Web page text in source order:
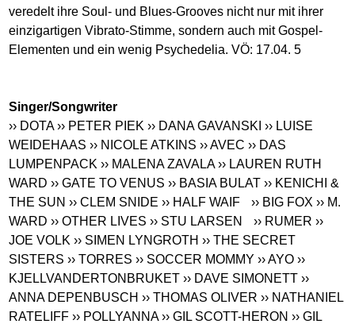
veredelt ihre Soul- und Blues-Grooves nicht nur mit ihrer
einzigartigen Vibrato-Stimme, sondern auch mit Gospel-
Elementen und ein wenig Psychedelia. VÖ: 17.04. 5
Singer/Songwriter
›› DOTA ›› PETER PIEK ›› DANA GAVANSKI ›› LUISE
WEIDEHAAS ›› NICOLE ATKINS ›› AVEC ›› DAS
LUMPENPACK ›› MALENA ZAVALA ›› LAUREN RUTH
WARD ›› GATE TO VENUS ›› BASIA BULAT ›› KENICHI &
THE SUN ›› CLEM SNIDE ›› HALF WAIF ›› BIG FOX ›› M.
WARD ›› OTHER LIVES ›› STU LARSEN ›› RUMER ››
JOE VOLK ›› SIMEN LYNGROTH ›› THE SECRET
SISTERS ›› TORRES ›› SOCCER MOMMY ›› AYO ››
KJELLVANDERTONBRUKET ›› DAVE SIMONETT ››
ANNA DEPENBUSCH ›› THOMAS OLIVER ›› NATHANIEL
RATELIFF ›› POLLYANNA ›› GIL SCOTT-HERON ›› GIL